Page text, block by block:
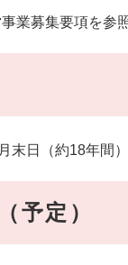
業募集要項を参
日（約18年間）
予定）